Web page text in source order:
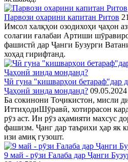
Парвози охарини капитан Ритов
Имсол халқҳои озодихоҳи ҷаҳон
солагии ғалабаи Артиши
фашистӣ дар Ҷанги Бузурги
хоҳад гирифтанд.
Чӣ гуна "кишварҳои бетараф"дар
Ҷаҳонӣ зинда монданд?
Ба сокинони Тоҷикистон, мисли
ИттиҳодиШӯравӣ, хотиррасон
рӯз аст. Ин рӯз аҳамияти махсус
фашизм. Ҷанг дар таърихи ҳар як
изи амиқ гузошт.
9 май - рӯзи Ғалаба дар Ҷанги